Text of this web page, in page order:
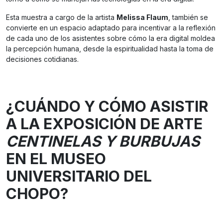
Esta muestra a cargo de la artista Melissa Flaum, también se
convierte en un espacio adaptado para incentivar a la reflexión
de cada uno de los asistentes sobre cómo la era digital moldea
la percepción humana, desde la espiritualidad hasta la toma de
decisiones cotidianas.
¿CUÁNDO Y CÓMO ASISTIR
A LA EXPOSICIÓN DE ARTE
CENTINELAS Y BURBUJAS
EN EL MUSEO
UNIVERSITARIO DEL
CHOPO?